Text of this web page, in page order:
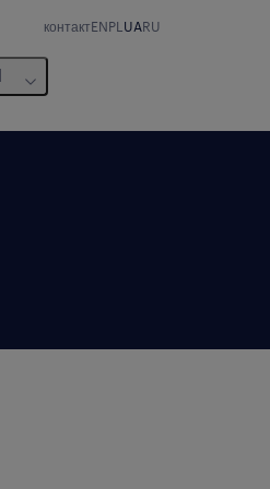
контактENPL UARU